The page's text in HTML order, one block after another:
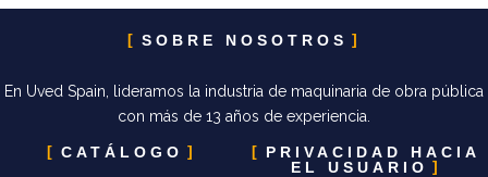
SOBRE NOSOTROS
En Uved Spain, lideramos la industria de maquinaria de obra pública
con más de 13 años de experiencia.
CATÁLOGO
PRIVACIDAD HACIA
EL USUARIO